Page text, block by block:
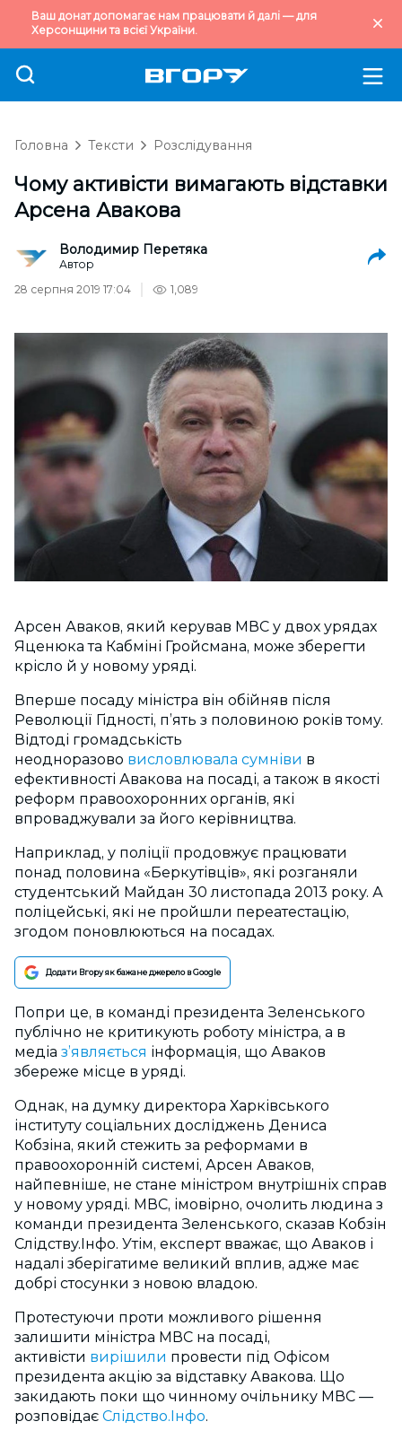
Ваш донат допомагає нам працювати й далі — для
Херсонщини та всієї України.
Головна Тексти Розслідування
Чому активісти вимагають відставки
Арсена Авакова
Володимир Перетяка
Автор
28 серпня 2019 17:04
1,089
Арсен Аваков, який керував МВС у двох урядах
Яценюка та Кабміні Гройсмана, може зберегти
крісло й у новому уряді.
Вперше посаду міністра він обійняв після
Революції Гідності, п’ять з половиною років тому.
Відтоді громадськість
неодноразово висловлювала сумніви в
ефективності Авакова на посаді, а також в якості
реформ правоохоронних органів, які
впроваджували за його керівництва.
Наприклад, у поліції продовжує працювати
понад половина «Беркутівців», які розганяли
студентський Майдан 30 листопада 2013 року. А
поліцейські, які не пройшли переатестацію,
згодом поновлюються на посадах.
Додати Вгору як бажане джерело в Google
Попри це, в команді президента Зеленського
публічно не критикують роботу міністра, а в
медіа з’являється інформація, що Аваков
збереже місце в уряді.
Однак, на думку директора Харківського
інституту соціальних досліджень Дениса
Кобзіна, який стежить за реформами в
правоохоронній системі, Арсен Аваков,
найпевніше, не стане міністром внутрішніх справ
у новому уряді. МВС, імовірно, очолить людина з
команди президента Зеленського, сказав Кобзін
Слідству.Інфо. Утім, експерт вважає, що Аваков і
надалі зберігатиме великий вплив, адже має
добрі стосунки з новою владою.
Протестуючи проти можливого рішення
залишити міністра МВС на посаді,
активісти вирішили провести під Офісом
президента акцію за відставку Авакова. Що
закидають поки що чинному очільнику МВС —
розповідає Слідство.Інфо.